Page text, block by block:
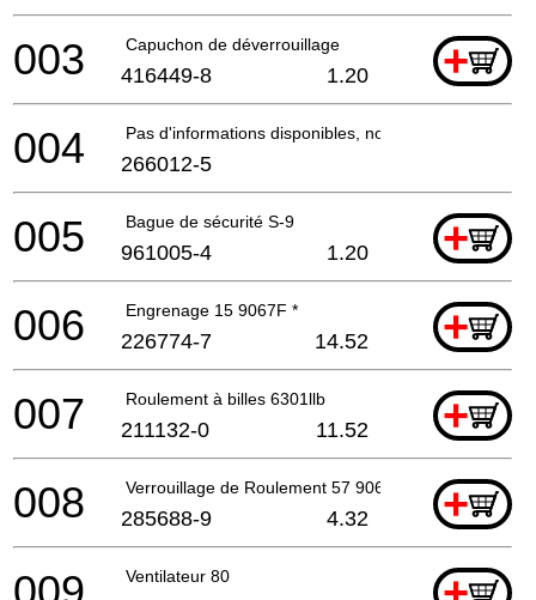
Capuchon de déverrouillage +
003 416449-8 1.20
Pas d'informations disponibles, non commandable
004 266012-5
Bague de sécurité S-9 +
005 961005-4 1.20
Engrenage 15 9067F * +
006 226774-7 14.52
Roulement à billes 6301llb +
007 211132-0 11.52
Verrouillage de Roulement 57 9067 * +
008 285688-9 4.32
Ventilateur 80